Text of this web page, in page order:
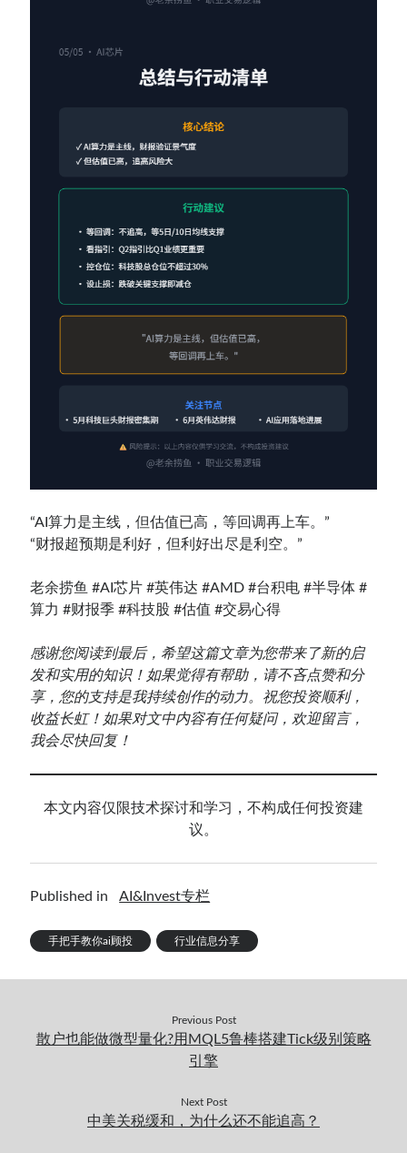
“AI算力是主线，但估值已高，等回调再上车。”
“财报超预期是利好，但利好出尽是利空。”
老余捞鱼 #AI芯片 #英伟达 #AMD #台积电 #半导体 #
算力 #财报季 #科技股 #估值 #交易心得
感谢您阅读到最后，希望这篇文章为您带来了新的启
发和实用的知识！如果觉得有帮助，请不吝点赞和分
享，您的支持是我持续创作的动力。祝您投资顺利，
收益长虹！如果对文中内容有任何疑问，欢迎留言，
我会尽快回复！
本文内容仅限技术探讨和学习，不构成任何投资建
议。
Published in AI&Invest专栏
手把手教你ai顾投 行业信息分享
Previous Post
散户也能做微型量化?用MQL5鲁棒搭建Tick级别策略
引擎
Next Post
中美关税缓和，为什么还不能追高？